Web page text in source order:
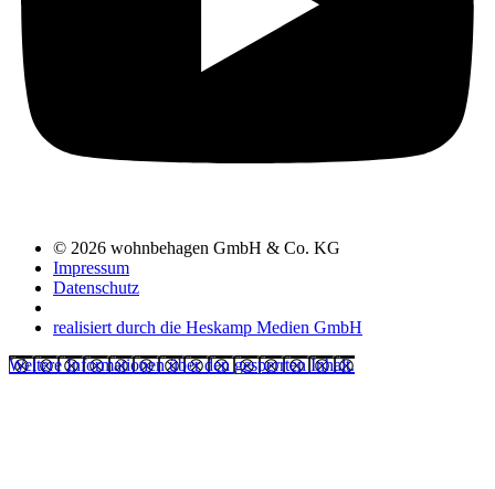
© 2026 wohnbehagen GmbH & Co. KG
Impressum
Datenschutz
realisiert durch die Heskamp Medien GmbH
Weitere Informationen über den gesperrten Inhalt.